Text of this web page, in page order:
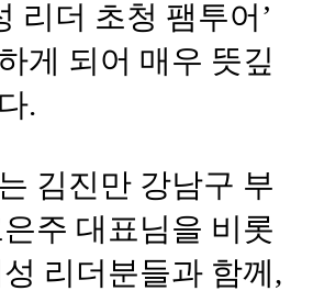
리더 초청 팸투어’
게 되어 매우 뜻깊
.
김진만 강남구 부
주 대표님을 비롯
리더분들과 함께,